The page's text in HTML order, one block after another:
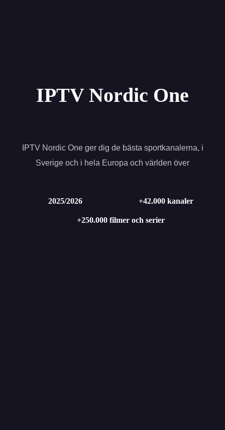
Installera IPTV – guide för Smart TV, appar och enheter
IPTV Nordic One
IPTV Nordic One ger dig de bästa sportkanalerna, i
Sverige och i hela Europa och världen över
2025/2026 +42.000 kanaler
+250.000 filmer och serier